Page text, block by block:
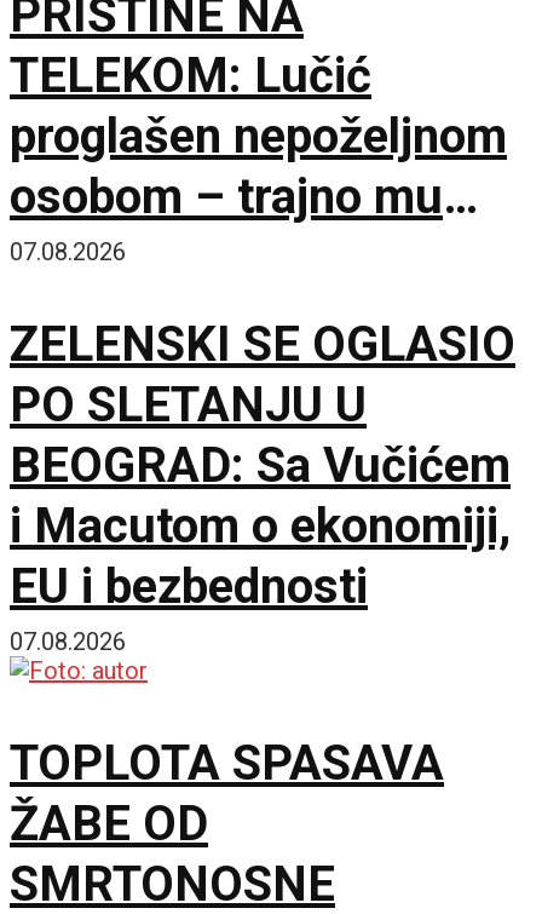
PRIŠTINE NA
TELEKOM: Lučić
proglašen nepoželjnom
osobom – trajno mu
zabranjen ulazak na
KiM
07.08.2026
ZELENSKI SE OGLASIO
PO SLETANJU U
BEOGRAD: Sa Vučićem
i Macutom o ekonomiji,
EU i bezbednosti
07.08.2026
TOPLOTA SPASAVA
ŽABE OD
SMRTONOSNE